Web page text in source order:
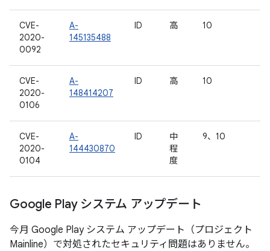
CVE-
2020-
0092
A-
145135488
ID 高 10
CVE-
2020-
0106
A-
148414207
ID 高 10
CVE-
2020-
0104
A-
144430870
ID
中
程
度
9、10
Google Play システム アップデート
今月 Google Play システム アップデート（プロジェクト
Mainline）で対処されたセキュリティ問題はありません。